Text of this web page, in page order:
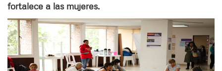
fortalece a las mujeres.